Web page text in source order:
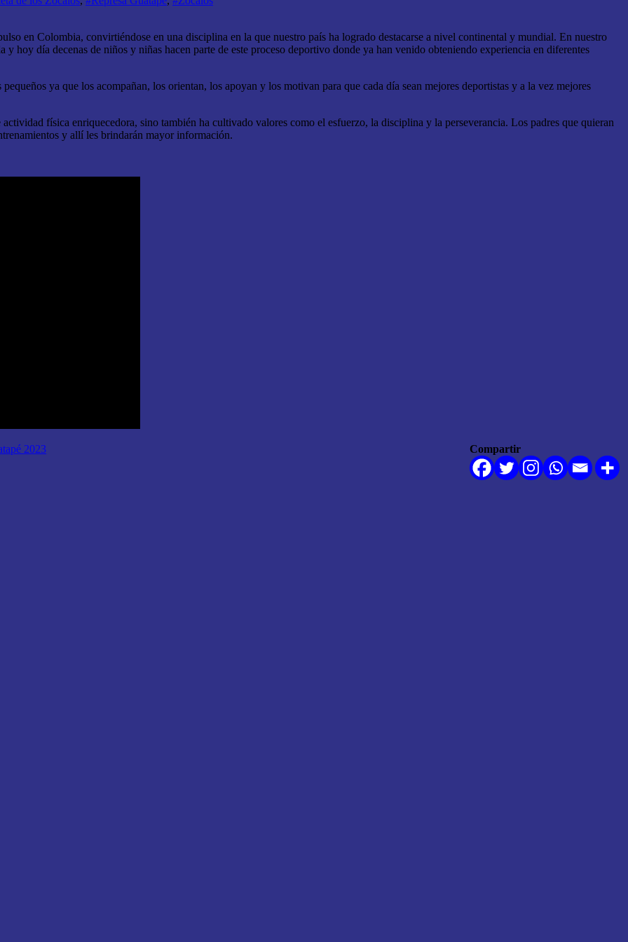
en Colombia, convirtiéndose en una disciplina en la que nuestro país ha logrado destacarse a nivel continental y mundial. En nuestro
hoy día decenas de niños y niñas hacen parte de este proceso deportivo donde ya han venido obteniendo experiencia en diferentes
ya que los acompañan, los orientan, los apoyan y los motivan para que cada día sean mejores deportistas y a la vez mejores
física enriquecedora, sino también ha cultivado valores como el esfuerzo, la disciplina y la perseverancia. Los padres que quieran
y allí les brindarán mayor información.
Compartir
2023